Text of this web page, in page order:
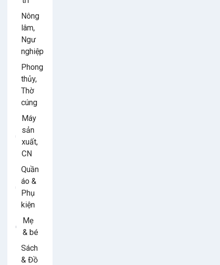
Nông
lâm,
Ngư
nghiệp
Phong
thủy,
Thờ
cúng
Máy
sản
xuất,
CN
Quần
áo &
Phụ
kiện
Mẹ
& bé
Sách
& Đồ